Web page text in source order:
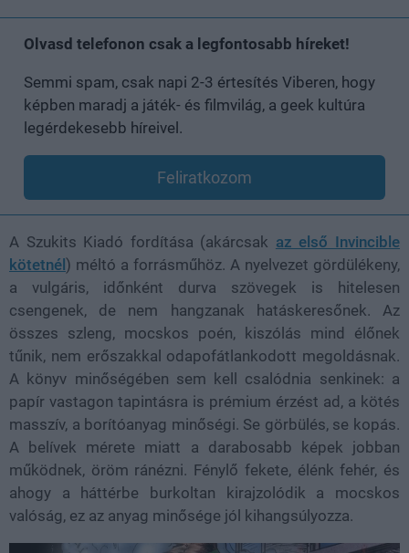
Olvasd telefonon csak a legfontosabb híreket!
Semmi spam, csak napi 2-3 értesítés Viberen, hogy
képben maradj a játék- és filmvilág, a geek kultúra
legérdekesebb híreivel.
Feliratkozom
A Szukits Kiadó fordítása (akárcsak az első Invincible
kötetnél) méltó a forrásműhöz. A nyelvezet gördülékeny,
a vulgáris, időnként durva szövegek is hitelesen
csengenek, de nem hangzanak hatáskeresőnek. Az
összes szleng, mocskos poén, kiszólás mind élőnek
tűnik, nem erőszakkal odapofátlankodott megoldásnak.
A könyv minőségében sem kell csalódnia senkinek: a
papír vastagon tapintásra is prémium érzést ad, a kötés
masszív, a borítóanyag minőségi. Se görbülés, se kopás.
A belívek mérete miatt a darabosabb képek jobban
működnek, öröm ránézni. Fénylő fekete, élénk fehér, és
ahogy a háttérbe burkoltan kirajzolódik a mocskos
valóság, ez az anyag minősége jól kihangsúlyozza.